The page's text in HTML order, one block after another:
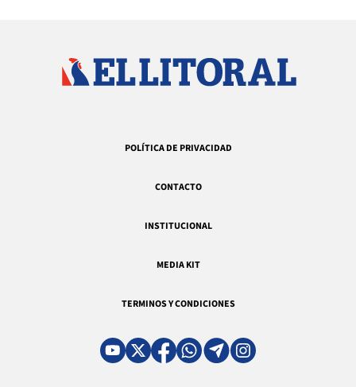
POLÍTICA DE PRIVACIDAD
CONTACTO
INSTITUCIONAL
MEDIA KIT
TERMINOS Y CONDICIONES